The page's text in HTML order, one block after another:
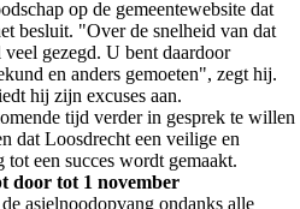
op de gemeentewebsite dat
besluit. "Over de snelheid van dat
gezegd. U bent daardoor
en anders gemoeten", zegt hij.
hij zijn excuses aan.
tijd verder in gesprek te willen
dat Loosdrecht een veilige en
een succes wordt gemaakt.
door tot 1 november
asielnoodopvang ondanks alle